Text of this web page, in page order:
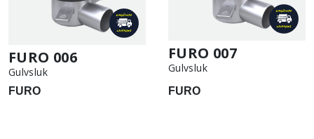
FURO 006
Gulvsluk
FURO
FURO 007
Gulvsluk
FURO